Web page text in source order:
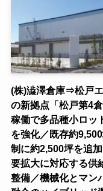
(株)澁澤倉庫⇒松戸
の新拠点「松戸第4倉
稼働で多品種小ロッ
を強化／既存約
制に約2,500坪を追
要拡大に対応する供
整備／機械化とマン